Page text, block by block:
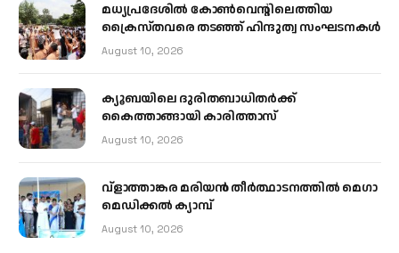
മധ്യപ്രദേശിൽ കോൺവെന്റിലെത്തിയ
ക്രൈസ്തവരെ തടഞ്ഞ് ഹിന്ദുത്വ സംഘടനകൾ
August 10, 2026
ക്യൂബയിലെ ദുരിതബാധിതർക്ക്
കൈത്താങ്ങായി കാരിത്താസ്
August 10, 2026
വ്ളാത്താങ്കര മരിയൻ തീർത്ഥാടനത്തിൽ മെഗാ
മെഡിക്കൽ ക്യാമ്പ്
August 10, 2026